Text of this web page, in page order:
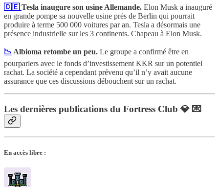
🇩🇪Tesla inaugure son usine Allemande. Elon Musk a inauguré
en grande pompe sa nouvelle usine près de Berlin qui pourrait
produire à terme 500 000 voitures par an. Tesla a désormais une
présence industrielle sur les 3 continents. Chapeau à Elon Musk.
📉 Albioma retombe un peu. Le groupe a confirmé être en
pourparlers avec le fonds d’investissement KKR sur un potentiel
rachat. La société a cependant prévenu qu’il n’y avait aucune
assurance que ces discussions débouchent sur un rachat.
Les dernières publications du Fortress Club 💎 💌
En accès libre :